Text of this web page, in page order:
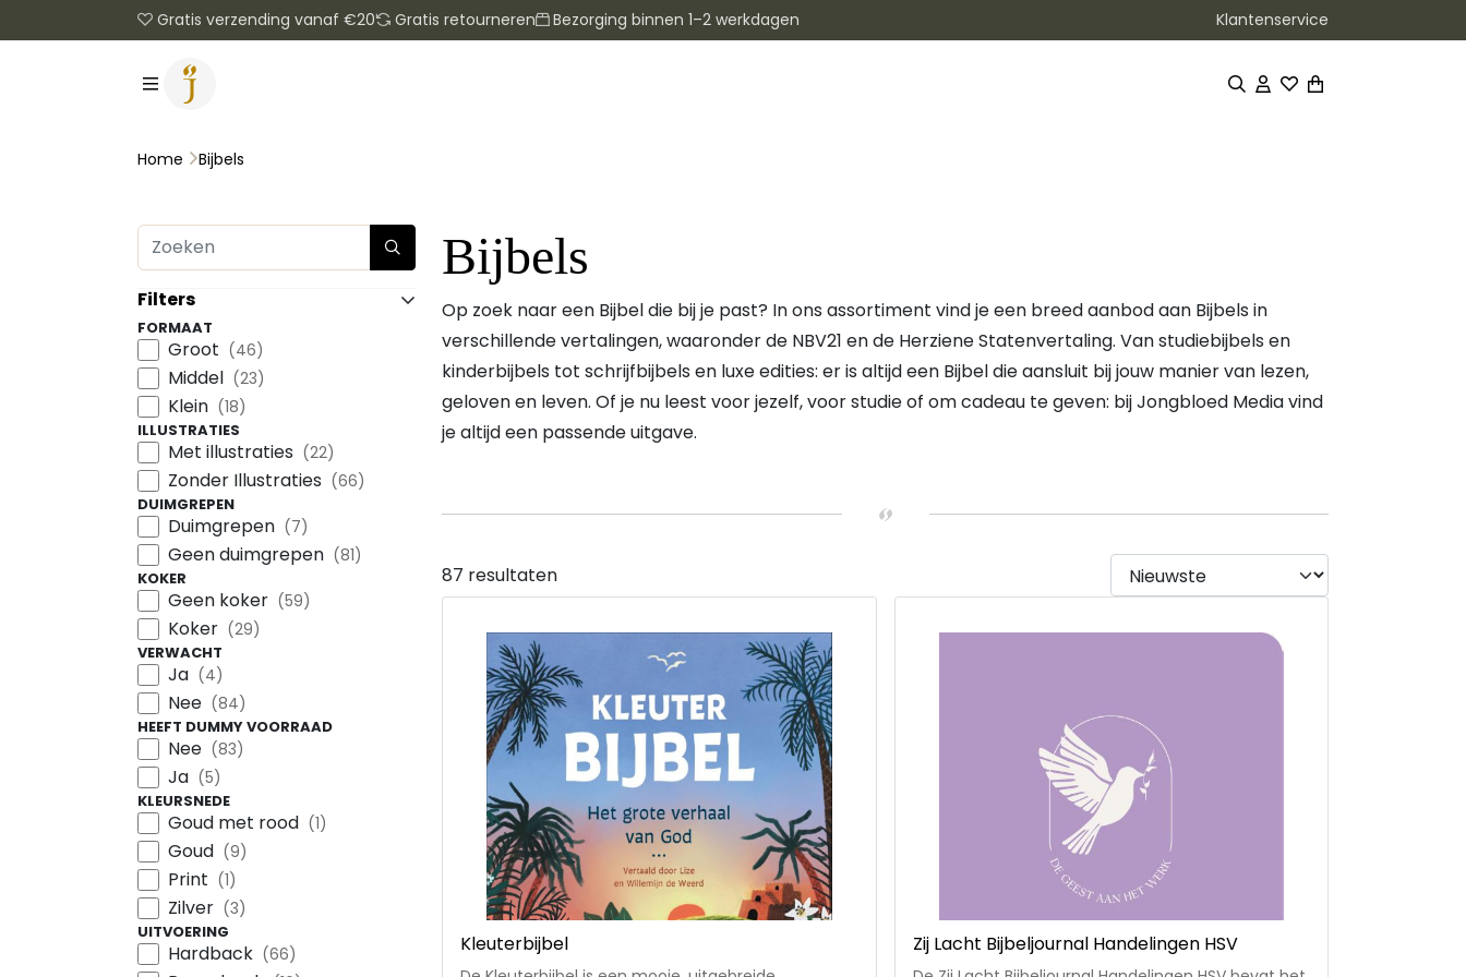
Gratis verzending vanaf €20 Gratis retourneren Bezorging binnen 1–2 werkdagen Klantenservice
Home Bijbels
Filters
FORMAAT
Groot (46)
Middel (23)
Klein (18)
ILLUSTRATIES
Met illustraties (22)
Zonder Illustraties (66)
DUIMGREPEN
Duimgrepen (7)
Geen duimgrepen (81)
KOKER
Geen koker (59)
Koker (29)
VERWACHT
Ja (4)
Nee (84)
HEEFT DUMMY VOORRAAD
Nee (83)
Ja (5)
KLEURSNEDE
Goud met rood (1)
Goud (9)
Print (1)
Zilver (3)
UITVOERING
Hardback (66)
Bijbels
Op zoek naar een Bijbel die bij je past? In ons assortiment vind je een breed aanbod aan Bijbels in
verschillende vertalingen, waaronder de NBV21 en de Herziene Statenvertaling. Van studiebijbels en
kinderbijbels tot schrijfbijbels en luxe edities: er is altijd een Bijbel die aansluit bij jouw manier van lezen,
geloven en leven. Of je nu leest voor jezelf, voor studie of om cadeau te geven: bij Jongbloed Media vind
je altijd een passende uitgave.
87 resultaten
Kleuterbijbel Zij Lacht Bijbeljournal Handelingen HSV